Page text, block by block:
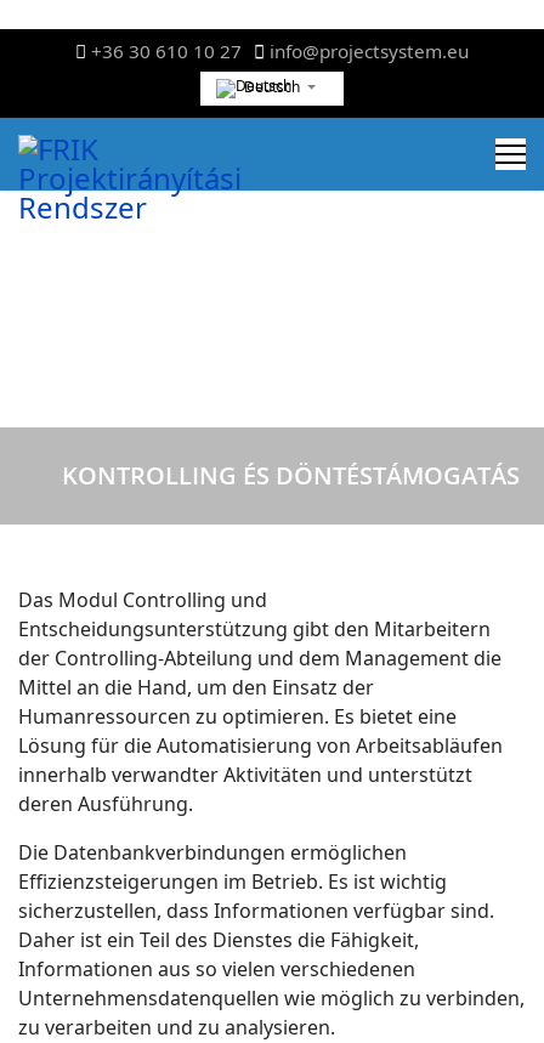
+36 30 610 10 27 info@projectsystem.eu
Deutsch
KONTROLLING ÉS DÖNTÉSTÁMOGATÁS
Das Modul Controlling und
Entscheidungsunterstützung gibt den Mitarbeitern
der Controlling-Abteilung und dem Management die
Mittel an die Hand, um den Einsatz der
Humanressourcen zu optimieren. Es bietet eine
Lösung für die Automatisierung von Arbeitsabläufen
innerhalb verwandter Aktivitäten und unterstützt
deren Ausführung.
Die Datenbankverbindungen ermöglichen
Effizienzsteigerungen im Betrieb. Es ist wichtig
sicherzustellen, dass Informationen verfügbar sind.
Daher ist ein Teil des Dienstes die Fähigkeit,
Informationen aus so vielen verschiedenen
Unternehmensdatenquellen wie möglich zu verbinden,
zu verarbeiten und zu analysieren.